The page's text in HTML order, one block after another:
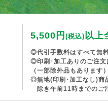
5,500円 (税込)以上
◎代引手数料はすべて無
◎印刷･加工ありのご注文
（一部除外品もあります
◎無地(印刷･加工なし)商
除き午前11時までのご